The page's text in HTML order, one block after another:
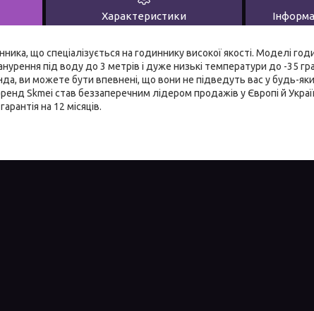
Характеристики
що спеціалізується на годиннику високої якості. Моделі
під воду до 3 метрів і дуже низькі температури до -35
ви можете бути впевнені, що вони не підведуть вас у будь-
Skmei став беззаперечним лідером продажів у Європі й
на 12 місяців.